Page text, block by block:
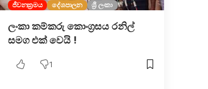
ජීවනක්‍රමය දේශපාලන ශ්‍රී ලංකා
ලංකා කම්කරු කොංග්‍රසය රනිල්
සමග එක් වෙයි !
1